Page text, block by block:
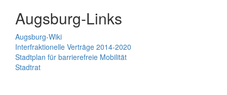
Augsburg-Links
Augsburg-Wiki
Interfraktionelle Verträge 2014-2020
Stadtplan für barrierefreie Mobilität
Stadtrat